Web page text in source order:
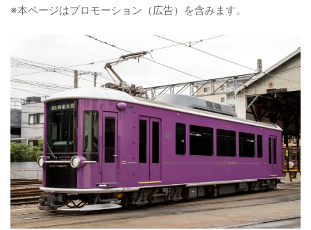
※本ページはプロモーション（広告）を含みます。